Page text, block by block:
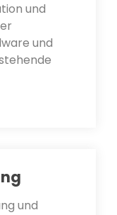
und
und
und